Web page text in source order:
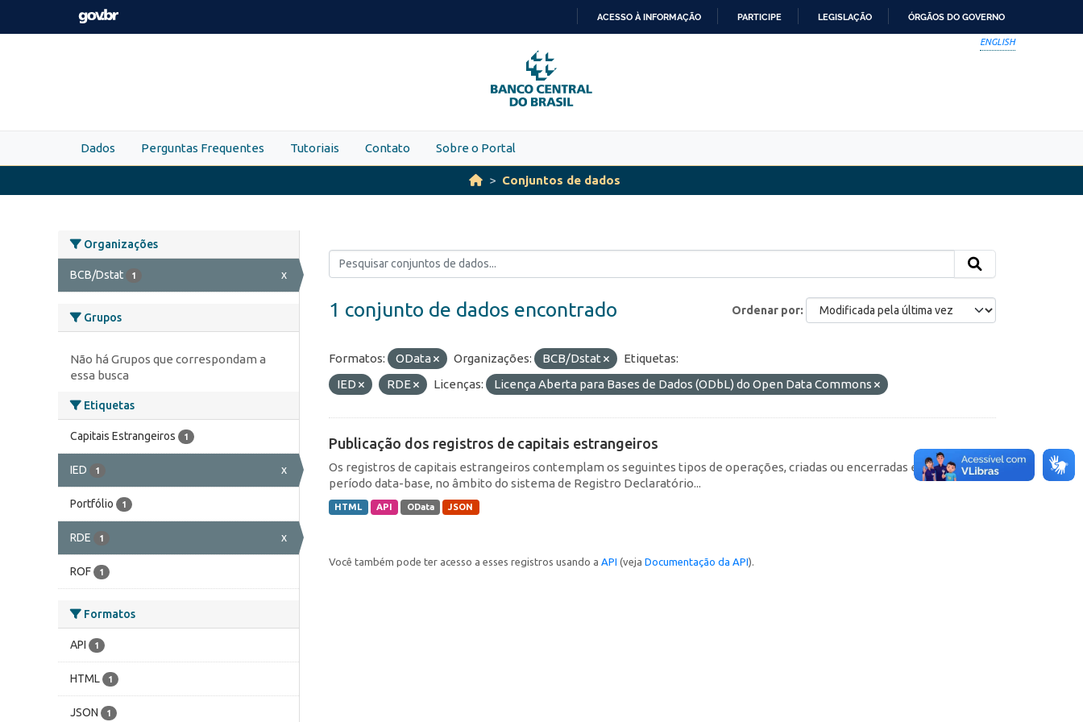
Skip to main content
PARA
O
CONTEÚDO
ACESSO À INFORMAÇÃO PARTICIPE LEGISLAÇÃO ÓRGÃOS DO GOVERNO
ENGLISH
Dados Perguntas Frequentes Tutoriais Contato Sobre o Portal
Conjuntos de dados
Organizações
BCB/Dstat 1 x
Grupos
Não há Grupos que correspondam a
essa busca
Etiquetas
Capitais Estrangeiros 1
IED 1 x
Portfólio 1
RDE 1 x
ROF 1
Formatos
API 1
HTML 1
JSON 1
Ordenar por
1 conjunto de dados encontrado
Formatos: OData Organizações: BCB/Dstat
Etiquetas:
IED
RDE Licenças: Licença Aberta para Bases de Dados (ODbL) do Open Data Commons
Publicação dos registros de capitais estrangeiros
Os registros de capitais estrangeiros contemplam os seguintes tipos de operações, criadas ou encerradas em cada
período data-base, no âmbito do sistema de Registro Declaratório...
HTML API OData JSON
Você também pode ter acesso a esses registros usando a API (veja Documentação da API).